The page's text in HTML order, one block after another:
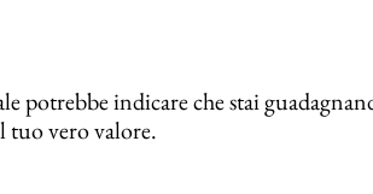
potrebbe indicare che stai
tuo vero valore.